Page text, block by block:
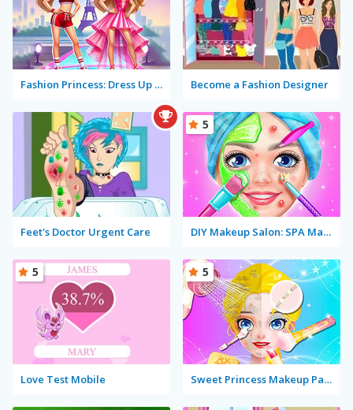
Fashion Princess: Dress Up for Girls Become a Fashion Designer
Feet's Doctor Urgent Care DIY Makeup Salon: SPA Makeover Studio
5
Love Test Mobile
5
Sweet Princess Makeup Party
5